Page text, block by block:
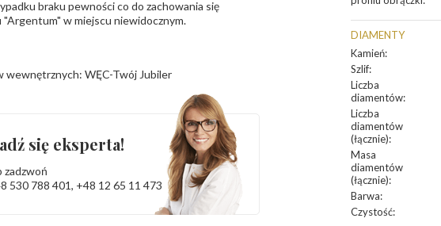
DIAMENTY
Kamień:
Szlif:
Liczba
diamentów:
Liczba
diamentów
(łącznie):
Masa
diamentów
(łącznie):
Barwa:
Czystość:
braku pewności co do zachowania się
"Argentum" w miejscu niewidocznym.
wewnętrznych: WĘC-Twój Jubiler
się eksperta!
zadzwoń
530 788 401, +48 12 65 11 473